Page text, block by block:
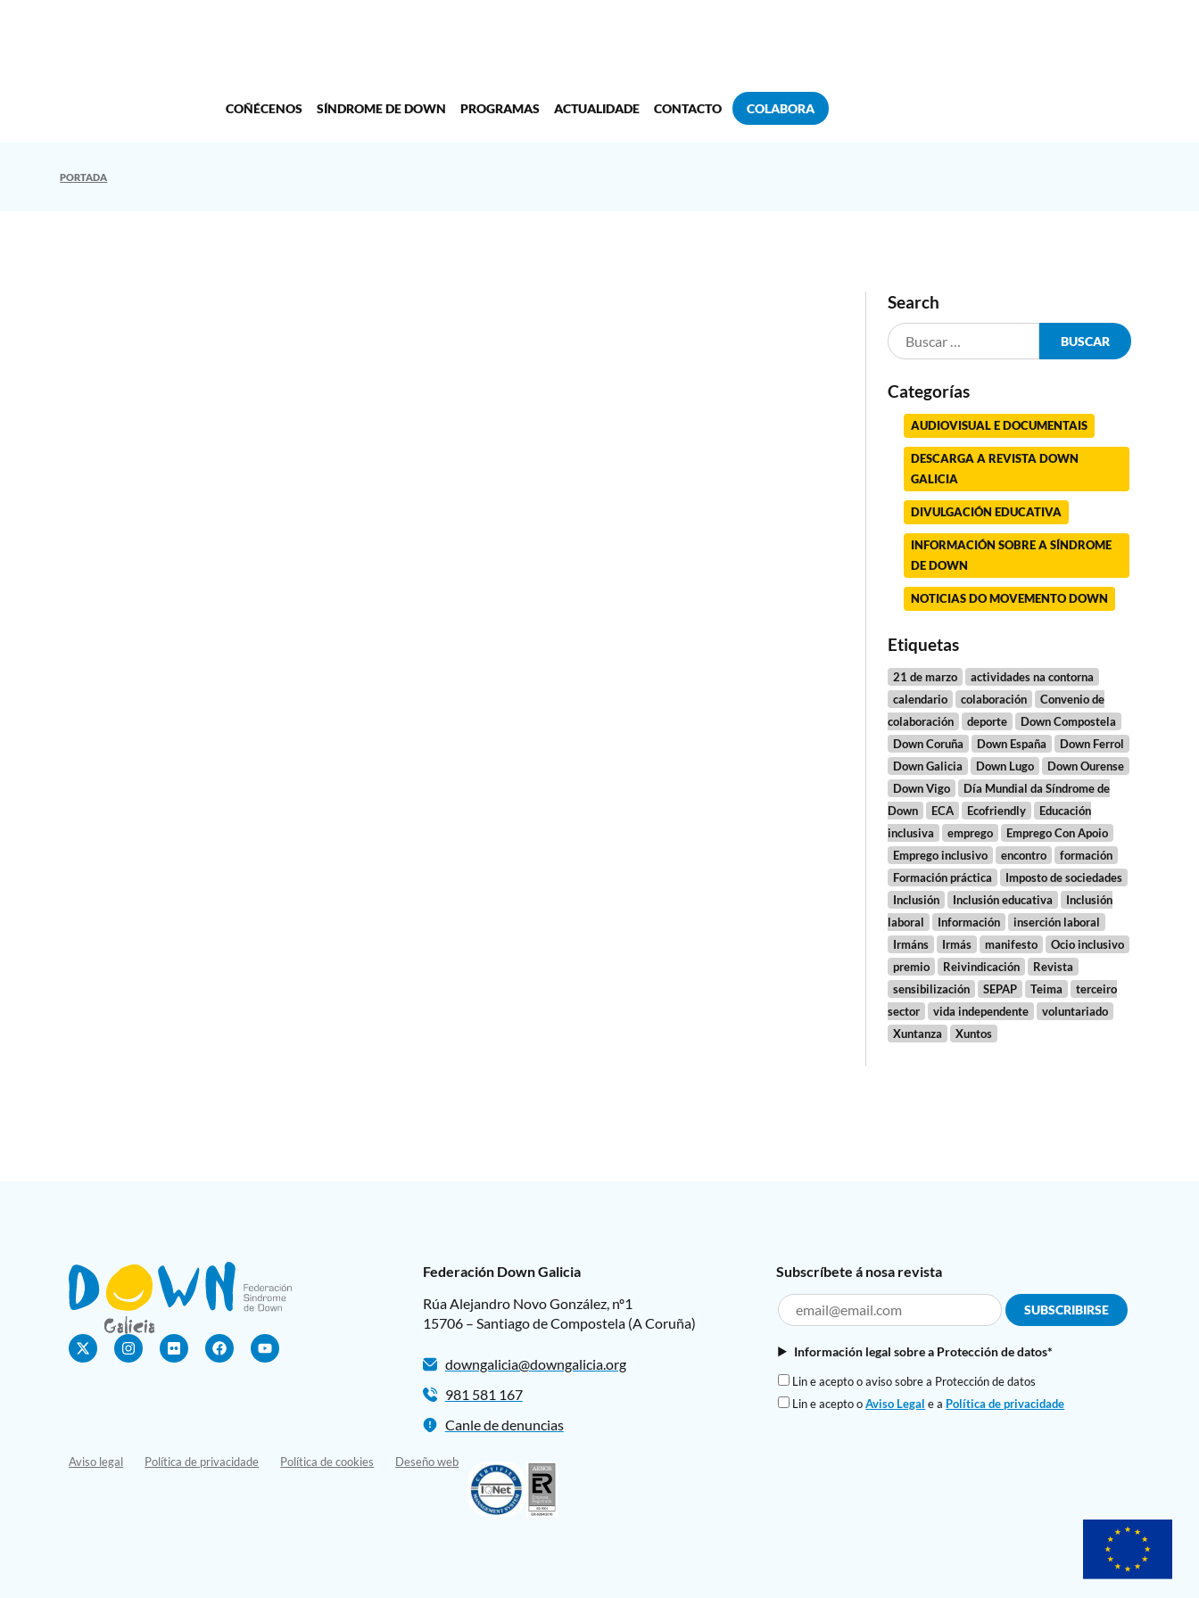
COÑÉCENOS SÍNDROME DE DOWN PROGRAMAS ACTUALIDADE CONTACTO COLABORA
PORTADA
Search
Categorías
AUDIOVISUAL E DOCUMENTAIS
DESCARGA A REVISTA DOWN
GALICIA
DIVULGACIÓN EDUCATIVA
INFORMACIÓN SOBRE A SÍNDROME
DE DOWN
NOTICIAS DO MOVEMENTO DOWN
Etiquetas
21 de marzo
actividades na contorna
calendario
colaboración
Convenio de
colaboración
deporte
Down Compostela
Down Coruña
Down España
Down Ferrol
Down Galicia
Down Lugo
Down Ourense
Down Vigo
Día Mundial da Síndrome de
Down
ECA Ecofriendly
Educación
inclusiva
emprego
Emprego Con Apoio
Emprego inclusivo
encontro
formación
Formación práctica
Imposto de sociedades
Inclusión
Inclusión educativa
Inclusión
laboral
Información
inserción laboral
Irmáns
Irmás manifesto
Ocio inclusivo
premio
Reivindicación
Revista
sensibilización
SEPAP Teima
terceiro
sector
vida independente
voluntariado
Xuntanza
Xuntos
Federación Down Galicia
Rúa Alejandro Novo González, nº1
15706 – Santiago de Compostela (A Coruña)
downgalicia@downgalicia.org
981 581 167
Canle de denuncias
Subscríbete á nosa revista
Información legal sobre a Protección de datos*
Lin e acepto o aviso sobre a Protección de datos
Lin e acepto oAviso Legal e a Política de privacidade
Aviso legal Política de privacidade Política de cookies Deseño web